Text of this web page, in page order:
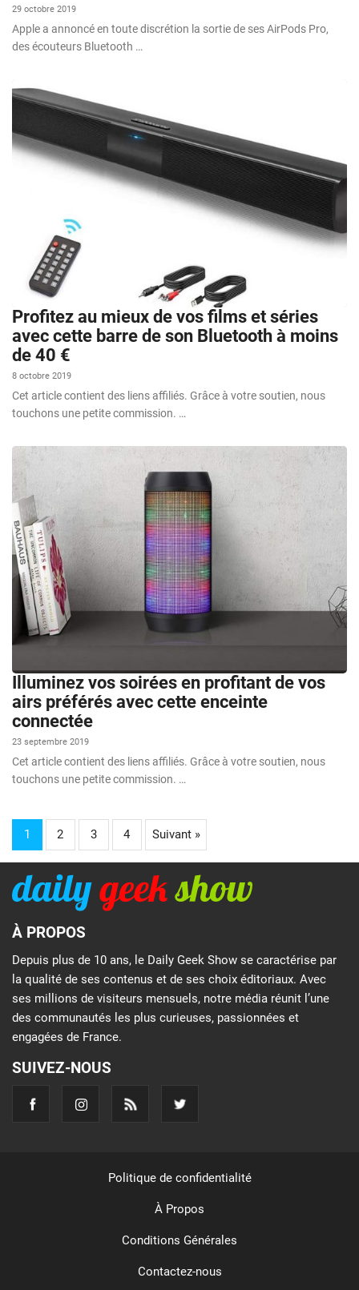
29 octobre 2019
Apple a annoncé en toute discrétion la sortie de ses AirPods Pro,
des écouteurs Bluetooth …
Profitez au mieux de vos films et séries
avec cette barre de son Bluetooth à moins
de 40 €
8 octobre 2019
Cet article contient des liens affiliés. Grâce à votre soutien, nous
touchons une petite commission. …
Illuminez vos soirées en profitant de vos
airs préférés avec cette enceinte
connectée
23 septembre 2019
Cet article contient des liens affiliés. Grâce à votre soutien, nous
touchons une petite commission. …
1 2 3 4 Suivant »
À PROPOS
Depuis plus de 10 ans, le Daily Geek Show se caractérise par
la qualité de ses contenus et de ses choix éditoriaux. Avec
ses millions de visiteurs mensuels, notre média réunit l’une
des communautés les plus curieuses, passionnées et
engagées de France.
SUIVEZ-NOUS
Politique de confidentialité
À Propos
Conditions Générales
Contactez-nous